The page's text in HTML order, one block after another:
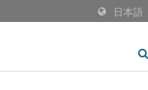
日本語